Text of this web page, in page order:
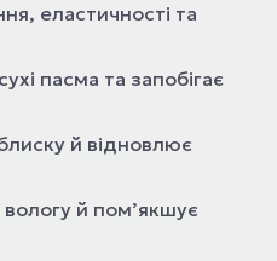
еластичності та
пасма та запобігає
й відновлює
вологу й пом’якшує